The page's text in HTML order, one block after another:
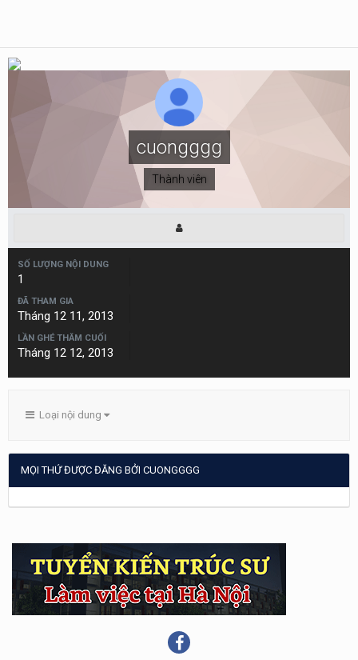
cuongggg
Thành viên
SỐ LƯỢNG NỘI DUNG
1
ĐÃ THAM GIA
Tháng 12 11, 2013
LẦN GHÉ THĂM CUỐI
Tháng 12 12, 2013
Loại nội dung
MỌI THỨ ĐƯỢC ĐĂNG BỞI CUONGGGG